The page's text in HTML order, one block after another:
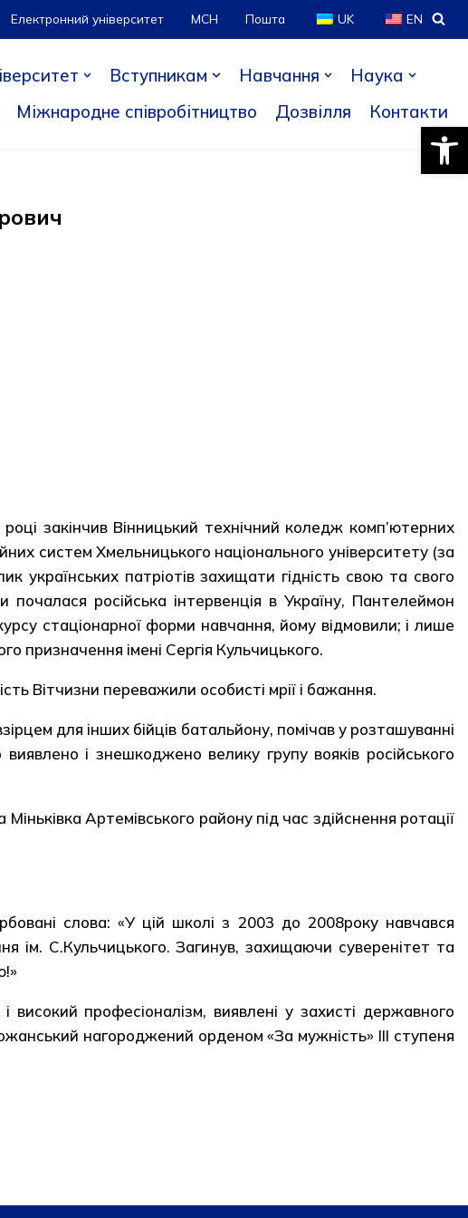
Електронний університет МСН Пошта UK EN
Вступникам Навчання
Наука
Міжнародне співробітництво Дозвілля Контакти
закінчив Вінницький технічний коледж комп’ютерних
систем Хмельницького національного університету (за
українських патріотів захищати гідність свою та свого
російська інтервенція в Україну, Пантелеймон
стаціонарної форми навчання, йому відмовили; і лише
призначення імені Сергія Кульчицького.
Вітчизни переважили особисті мрії і бажання.
для інших бійців батальйону, помічав у розташуванні
і знешкоджено велику групу вояків російського
Артемівського району під час здійснення ротації
слова: «У цій школі з 2003 до 2008року навчався
ім. С.Кульчицького. Загинув, захищаючи суверенітет та
професіоналізм, виявлені у захисті державного
нагороджений орденом «За мужність» III ступеня